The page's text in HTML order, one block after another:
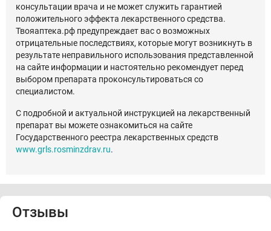
консультации врача и не может служить гарантией
положительного эффекта лекарственного средства.
Твояаптека.рф предупреждает вас о возможных
отрицательные последствиях, которые могут возникнуть в
результате неправильного использования представленной
на сайте информации и настоятельно рекомендует перед
выбором препарата проконсультироваться со
специалистом.
С подробной и актуальной инструкцией на лекарственный
препарат вы можете ознакомиться на сайте
Государственного реестра лекарственных средств
www.grls.rosminzdrav.ru.
Отзывы